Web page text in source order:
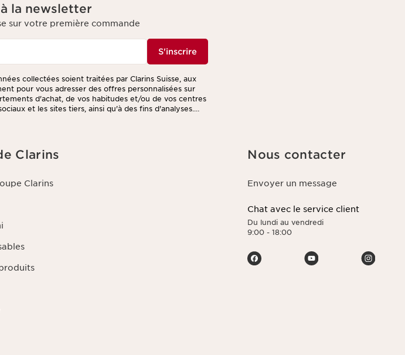
la newsletter
sur votre première commande
S'inscrire
collectées soient traitées par Clarins Suisse, aux
pour vous adresser des offres personnalisées sur
d'achat, de vos habitudes et/ou de vos centres
et les sites tiers, ainsi qu'à des fins d'analyses.
en cliquant sur le lien de désinscription présent
Programme de fidélité et créer votre programme
trois ans à compter de votre dernière
que d'un droit d'opposition et de limitation de leur
Pour en savoir plus, veuillez consulter notre
Clarins
Clarins
Nous contacter
Envoyer un message
Chat avec le service client
Du lundi au vendredi
9:00 - 18:00